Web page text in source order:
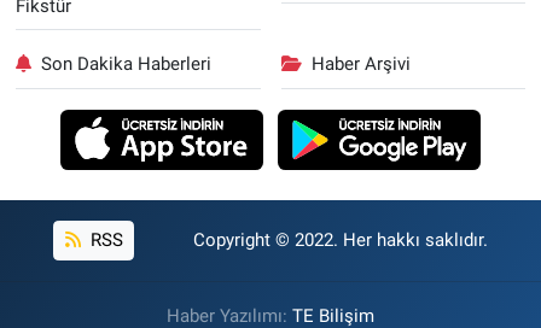
Fikstür
Son Dakika Haberleri Haber Arşivi
RSS Copyright © 2022. Her hakkı saklıdır.
Haber Yazılımı: TE Bilişim